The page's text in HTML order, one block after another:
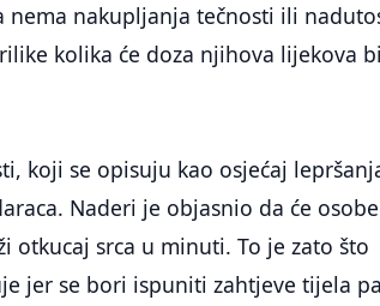
nema nakupljanja tečnosti ili
kolika će doza njihova lijekova
koji se opisuju kao osjećaj
Naderi je objasnio da će
otkucaj srca u minuti. To je zato što
jer se bori ispuniti zahtjeve tijela pa